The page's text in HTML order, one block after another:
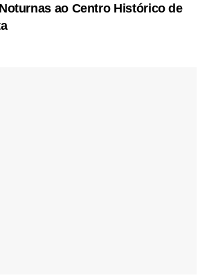
ao Centro Histórico de